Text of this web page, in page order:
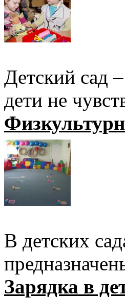
Детский сад
дети не
В детских
Зарядка в